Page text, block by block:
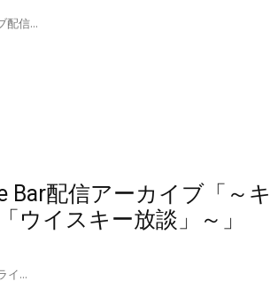
配信...
Bar配信アーカイブ「～
ウイスキー放談」～」
イ...